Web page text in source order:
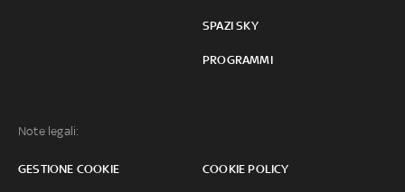
SPAZI SKY
PROGRAMMI
Note legali:
GESTIONE COOKIE COOKIE POLICY